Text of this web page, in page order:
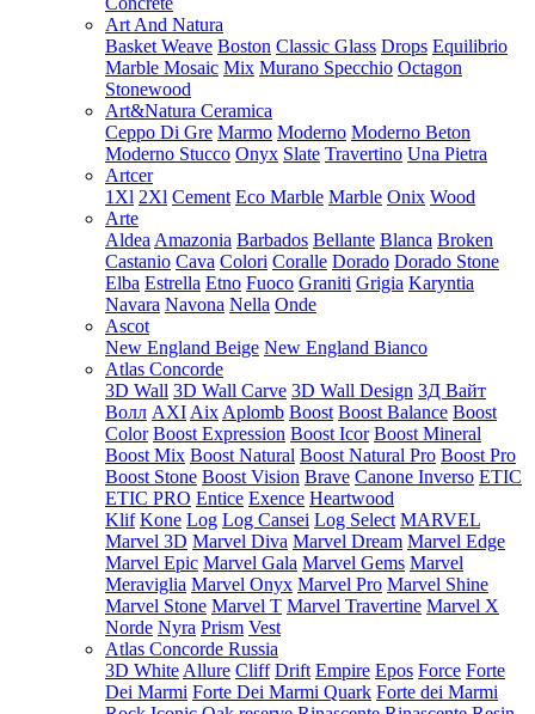
Art And Natura
Basket Weave Boston Classic Glass Drops Equilibrio
Marble Mosaic Mix Murano Specchio Octagon
Stonewood
Art&Natura Ceramica
Ceppo Di Gre Marmo Moderno Moderno Beton
Moderno Stucco Onyx Slate Travertino Una Pietra
Artcer
1Xl 2Xl Cement Eco Marble Marble Onix Wood
Arte
Aldea Amazonia Barbados Bellante Blanca Broken
Castanio Cava Colori Coralle Dorado Dorado Stone
Elba Estrella Etno Fuoco Graniti Grigia Karyntia
Navara Navona Nella Onde
Ascot
New England Beige New England Bianco
Atlas Concorde
3D Wall 3D Wall Carve 3D Wall Design 3Д Вайт
Волл AXI Aix Aplomb Boost Boost Balance Boost
Color Boost Expression Boost Icor Boost Mineral
Boost Mix Boost Natural Boost Natural Pro Boost Pro
Boost Stone Boost Vision Brave Canone Inverso ETIC
ETIC PRO Entice Exence Heartwood
Klif Kone Log Log Cansei Log Select MARVEL
Marvel 3D Marvel Diva Marvel Dream Marvel Edge
Marvel Epic Marvel Gala Marvel Gems Marvel
Meraviglia Marvel Onyx Marvel Pro Marvel Shine
Marvel Stone Marvel T Marvel Travertine Marvel X
Norde Nyra Prism Vest
Atlas Concorde Russia
3D White Allure Cliff Drift Empire Epos Force Forte
Dei Marmi Forte Dei Marmi Quark Forte dei Marmi